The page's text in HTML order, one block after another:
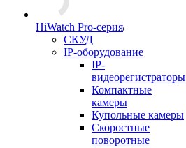
HiWatch Pro-серия
CКУД
IP-оборудование
IP-
видеорегистраторы
Компактные
камеры
Купольные камеры
Скоростные
поворотные